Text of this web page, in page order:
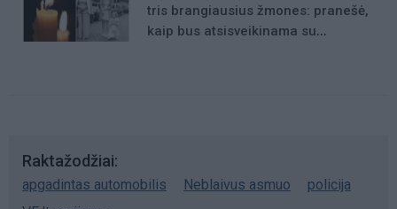
tris brangiausius žmones: pranešė,
kaip bus atsisveikinama su
Raktažodžiai
apgadintas automobilis Neblaivus asmuo
policija